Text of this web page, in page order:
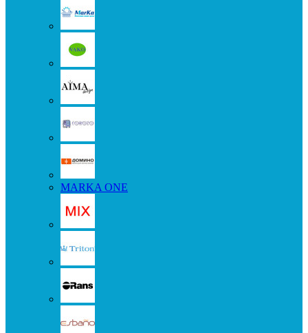
MARKA ONE